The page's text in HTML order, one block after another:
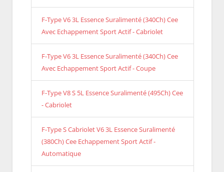
F-Type V6 3L Essence Suralimenté (340Ch) Cee
Avec Echappement Sport Actif - Cabriolet
F-Type V6 3L Essence Suralimenté (340Ch) Cee
Avec Echappement Sport Actif - Coupe
F-Type V8 S 5L Essence Suralimenté (495Ch) Cee
- Cabriolet
F-Type S Cabriolet V6 3L Essence Suralimenté
(380Ch) Cee Echappement Sport Actif -
Automatique